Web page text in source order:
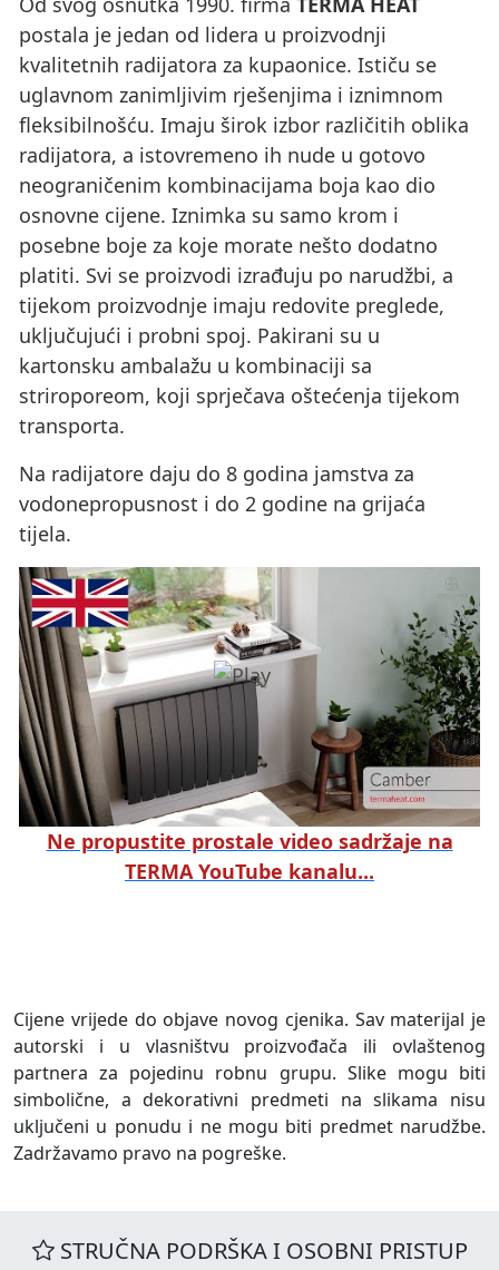
postala je jedan od lidera u proizvodnji
kvalitetnih radijatora za kupaonice. Ističu se
uglavnom zanimljivim rješenjima i iznimnom
fleksibilnošću. Imaju širok izbor različitih oblika
radijatora, a istovremeno ih nude u gotovo
neograničenim kombinacijama boja kao dio
osnovne cijene. Iznimka su samo krom i
posebne boje za koje morate nešto dodatno
platiti. Svi se proizvodi izrađuju po narudžbi, a
tijekom proizvodnje imaju redovite preglede,
uključujući i probni spoj. Pakirani su u
kartonsku ambalažu u kombinaciji sa
striroporeom, koji sprječava oštećenja tijekom
transporta.
Na radijatore daju do 8 godina jamstva za
vodonepropusnost i do 2 godine na grijaća
tijela.
Ne propustite prostale video sadržaje na
TERMA YouTube kanalu...
Cijene vrijede do objave novog cjenika. Sav materijal je
autorski i u vlasništvu proizvođača ili ovlaštenog
partnera za pojedinu robnu grupu. Slike mogu biti
simbolične, a dekorativni predmeti na slikama nisu
uključeni u ponudu i ne mogu biti predmet narudžbe.
Zadržavamo pravo na pogreške.
STRUČNA PODRŠKA I OSOBNI PRISTUP